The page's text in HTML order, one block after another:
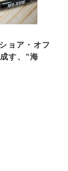
ョア・オフ
す、“海